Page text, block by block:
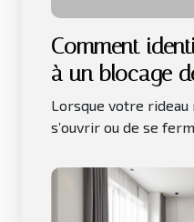
Comment
à un blocage
métallique ?
Lorsque votre
s’ouvrir ou de se